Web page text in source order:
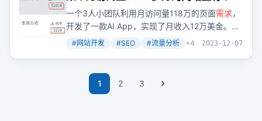
访问量118万的页面，有人基于这个页面
的需求做了个月收入12万+美金的AI
App
一个3人小团队利用月访问量118万的页面需求，
开发了一款AI App，实现了月收入12万美金。这
是否意味着，通过深入 挖掘流量背后的需求 ，我
#网站开发 #SEO #流量分析 +4 2023-12-07
1 2 3